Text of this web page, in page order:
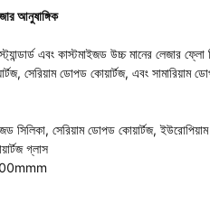
আনুষাঙ্গিক
এবং কাস্টমাইজড উচ্চ মানের লেজার
সেরিয়াম ডোপড কোয়ার্টজ, এবং সামারিয়াম
সিলিকা, সেরিয়াম ডোপড কোয়ার্টজ,
গ্লাস